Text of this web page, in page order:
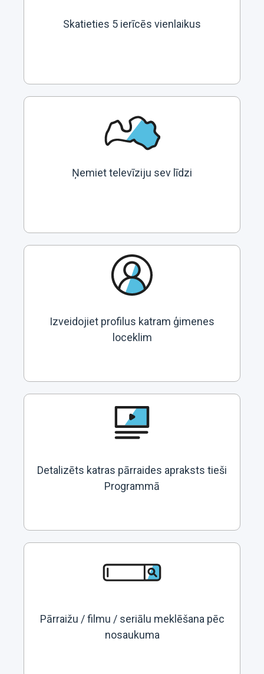
Skatieties 5 ierīcēs vienlaikus
Ņemiet televīziju sev līdzi
Izveidojiet profilus katram ģimenes
loceklim
Detalizēts katras pārraides apraksts tieši
Programmā
Pārraižu / filmu / seriālu meklēšana pēc
nosaukuma